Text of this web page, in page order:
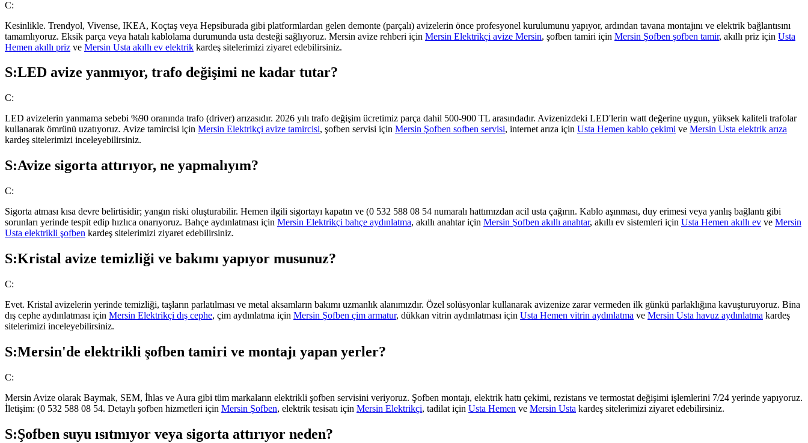
C:
Kesinlikle. Trendyol, Vivense, IKEA, Koçtaş veya Hepsiburada gibi platformlardan gelen demonte (parçalı) avizelerin önce profesyonel kurulumunu yapıyor, ardından tavana montajını ve elektrik bağlantısını
tamamlıyoruz. Eksik parça veya hatalı kablolama durumunda usta desteği sağlıyoruz. Mersin avize rehberi için Mersin Elektrikçi avize Mersin, şofben tamiri için Mersin Şofben şofben tamir, akıllı priz için Usta
Hemen akıllı priz ve Mersin Usta akıllı ev elektrik kardeş sitelerimizi ziyaret edebilirsiniz.
S:LED avize yanmıyor, trafo değişimi ne kadar tutar?
C:
LED avizelerin yanmama sebebi %90 oranında trafo (driver) arızasıdır. 2026 yılı trafo değişim ücretimiz parça dahil 500-900 TL arasındadır. Avizenizdeki LED'lerin watt değerine uygun, yüksek kaliteli trafolar
kullanarak ömrünü uzatıyoruz. Avize tamircisi için Mersin Elektrikçi avize tamircisi, şofben servisi için Mersin Şofben sofben servisi, internet arıza için Usta Hemen kablo çekimi ve Mersin Usta elektrik arıza
kardeş sitelerimizi inceleyebilirsiniz.
S:Avize sigorta attırıyor, ne yapmalıyım?
C:
Sigorta atması kısa devre belirtisidir; yangın riski oluşturabilir. Hemen ilgili sigortayı kapatın ve (0 532 588 08 54 numaralı hattımızdan acil usta çağırın. Kablo aşınması, duy erimesi veya yanlış bağlantı gibi
sorunları yerinde tespit edip hızlıca onarıyoruz. Bahçe aydınlatması için Mersin Elektrikçi bahçe aydınlatma, akıllı anahtar için Mersin Şofben akıllı anahtar, akıllı ev sistemleri için Usta Hemen akıllı ev ve Mersin
Usta elektrikli şofben kardeş sitelerimizi ziyaret edebilirsiniz.
S:Kristal avize temizliği ve bakımı yapıyor musunuz?
C:
Evet. Kristal avizelerin yerinde temizliği, taşların parlatılması ve metal aksamların bakımı uzmanlık alanımızdır. Özel solüsyonlar kullanarak avizenize zarar vermeden ilk günkü parlaklığına kavuşturuyoruz. Bina
dış cephe aydınlatması için Mersin Elektrikçi dış cephe, çim aydınlatma için Mersin Şofben çim armatur, dükkan vitrin aydınlatması için Usta Hemen vitrin aydınlatma ve Mersin Usta havuz aydınlatma kardeş
sitelerimizi inceleyebilirsiniz.
S:Mersin'de elektrikli şofben tamiri ve montajı yapan yerler?
C:
Mersin Avize olarak Baymak, SEM, İhlas ve Aura gibi tüm markaların elektrikli şofben servisini veriyoruz. Şofben montajı, elektrik hattı çekimi, rezistans ve termostat değişimi işlemlerini 7/24 yerinde yapıyoruz.
İletişim: (0 532 588 08 54. Detaylı şofben hizmetleri için Mersin Şofben, elektrik tesisatı için Mersin Elektrikçi, tadilat için Usta Hemen ve Mersin Usta kardeş sitelerimizi ziyaret edebilirsiniz.
S:Şofben suyu ısıtmıyor veya sigorta attırıyor neden?